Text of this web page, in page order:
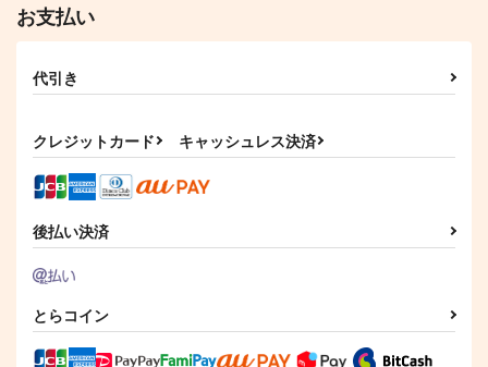
お支払い
代引き
クレジットカード キャッシュレス決済
後払い決済
とらコイン